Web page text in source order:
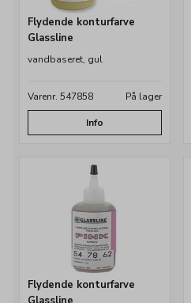
Flydende konturfarve
Glassline
vandbaseret, gul
Varenr. 547858 På lager
Info
Flydende konturfarve